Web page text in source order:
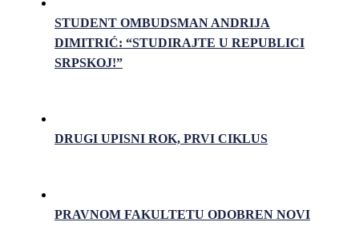
STUDENT OMBUDSMAN ANDRIJA
DIMITRIĆ: “STUDIRAJTE U REPUBLICI
SRPSKOJ!”
DRUGI UPISNI ROK, PRVI CIKLUS
PRAVNOM FAKULTETU ODOBREN NOVI